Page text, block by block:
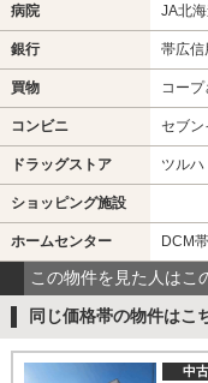
病院 JA北
銀行 帯広信
買物 コー
コンビニ セブン
ドラッグストア ツル
ショッピング施設
ホームセンター DCM
この物件を見た人はこ
同じ価格帯の物件はこ
中